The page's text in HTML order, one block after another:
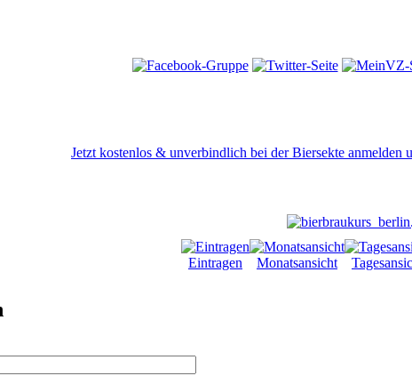
Jetzt kostenlos & unverbindlich bei der Biersekte
Eintragen Monatsansicht